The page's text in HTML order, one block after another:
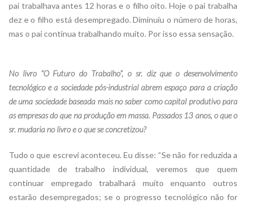
pai trabalhava antes 12 horas e o filho oito. Hoje o pai trabalha
dez e o filho está desempregado. Diminuiu o número de horas,
mas o pai continua trabalhando muito. Por isso essa sensação.
No livro “O Futuro do Trabalho”, o sr. diz que o desenvolvimento
tecnológico e a sociedade pós-industrial abrem espaço para a criação
de uma sociedade baseada mais no saber como capital produtivo para
as empresas do que na produção em massa. Passados 13 anos, o que o
sr. mudaria no livro e o que se concretizou?
Tudo o que escrevi aconteceu. Eu disse: “Se não for reduzida a
quantidade de trabalho individual, veremos que quem
continuar empregado trabalhará muito enquanto outros
estarão desempregados; se o progresso tecnológico não for